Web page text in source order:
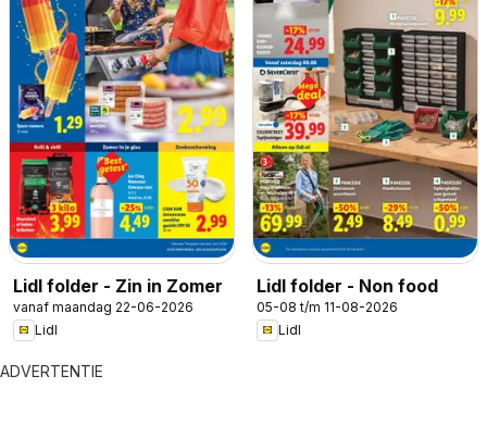
Lidl folder - Zin in Zomer
vanaf maandag 22-06-2026
Lidl
Lidl folder - Non food
05-08 t/m 11-08-2026
Lidl
ADVERTENTIE